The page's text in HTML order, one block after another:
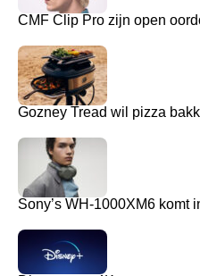
CMF Clip Pro zijn open
Gozney Tread wil pizza
Sony’s WH-1000XM6 komt